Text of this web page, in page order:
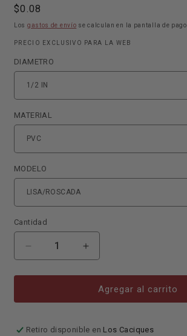
modal
Precio
habitual
$0.08
Los gastos de envío se calculan en la pantalla de pago.
PRECIO EXCLUSIVO PARA LA WEB
DIAMETRO
MATERIAL
MODELO
Cantidad
Reducir
cantidad
para
LISA
ROSCA
Aumentar
cantidad
para
UNION
LISA
ROSCA
Agregar al carrito
Retiro disponible en Los Caciques